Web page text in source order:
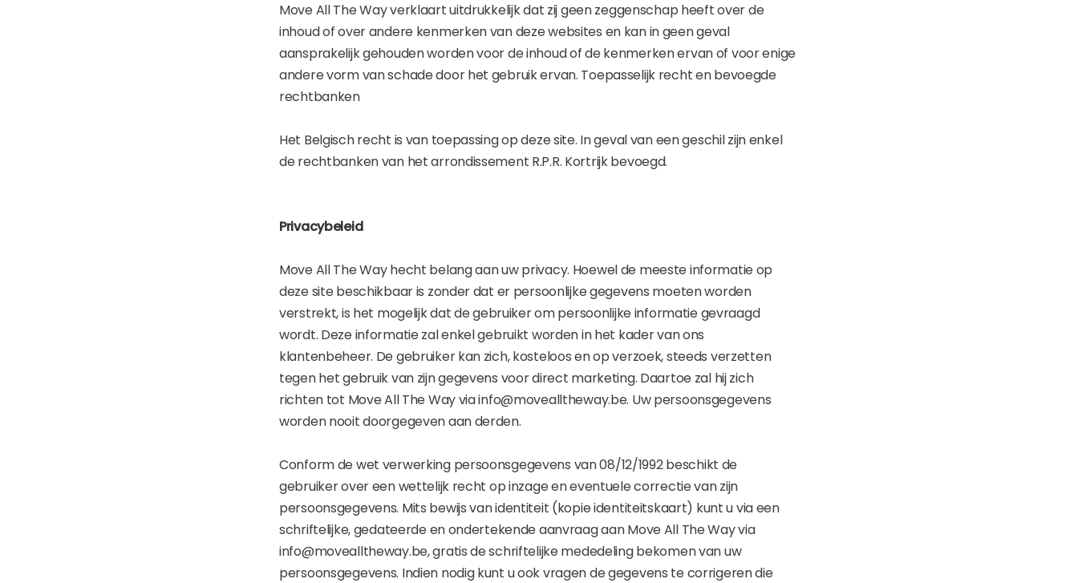
Move All The Way verklaart uitdrukkelijk dat zij geen zeggenschap heeft over de
inhoud of over andere kenmerken van deze websites en kan in geen geval
aansprakelijk gehouden worden voor de inhoud of de kenmerken ervan of voor enige
andere vorm van schade door het gebruik ervan. Toepasselijk recht en bevoegde
rechtbanken
Het Belgisch recht is van toepassing op deze site. In geval van een geschil zijn enkel
de rechtbanken van het arrondissement R.P.R. Kortrijk bevoegd.
Privacybeleid
Move All The Way hecht belang aan uw privacy. Hoewel de meeste informatie op
deze site beschikbaar is zonder dat er persoonlijke gegevens moeten worden
verstrekt, is het mogelijk dat de gebruiker om persoonlijke informatie gevraagd
wordt. Deze informatie zal enkel gebruikt worden in het kader van ons
klantenbeheer. De gebruiker kan zich, kosteloos en op verzoek, steeds verzetten
tegen het gebruik van zijn gegevens voor direct marketing. Daartoe zal hij zich
richten tot Move All The Way via info@movealltheway.be. Uw persoonsgegevens
worden nooit doorgegeven aan derden.
Conform de wet verwerking persoonsgegevens van 08/12/1992 beschikt de
gebruiker over een wettelijk recht op inzage en eventuele correctie van zijn
persoonsgegevens. Mits bewijs van identiteit (kopie identiteitskaart) kunt u via een
schriftelijke, gedateerde en ondertekende aanvraag aan Move All The Way via
info@movealltheway.be, gratis de schriftelijke mededeling bekomen van uw
persoonsgegevens. Indien nodig kunt u ook vragen de gegevens te corrigeren die